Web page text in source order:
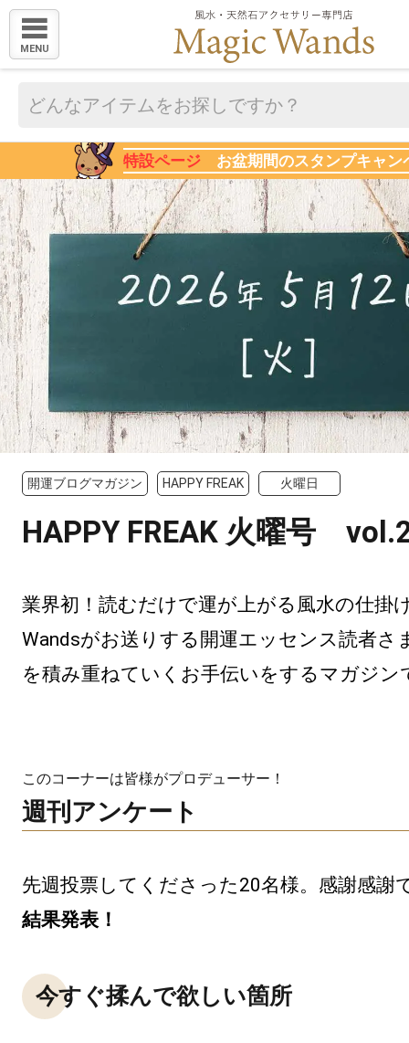
MENU
特設ページ お盆期間のスタンプキャン
開運ブログマガジン HAPPY FREAK 火曜日
HAPPY FREAK 火曜号
業界初！読むだけで運が上がる風水の仕掛
Wandsがお送りする開運エッセンス読者さ
を積み重ねていくお手伝いをするマガジン
このコーナーは皆様がプロデューサー！
週刊アンケート
結果発表！
今すぐ揉んで欲しい箇所